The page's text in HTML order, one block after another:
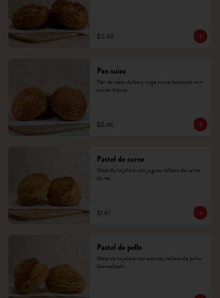
$0.48
Pan suizo
Pan de masa dulce y miga suave decorado con
azúcar blanca.
$0.46
Pastel de carne
Masa de hojaldre con jugoso relleno de carne
de res.
$1.61
Pastel de pollo
Masa de hojaldre con sabroso relleno de pollo
desmechado.